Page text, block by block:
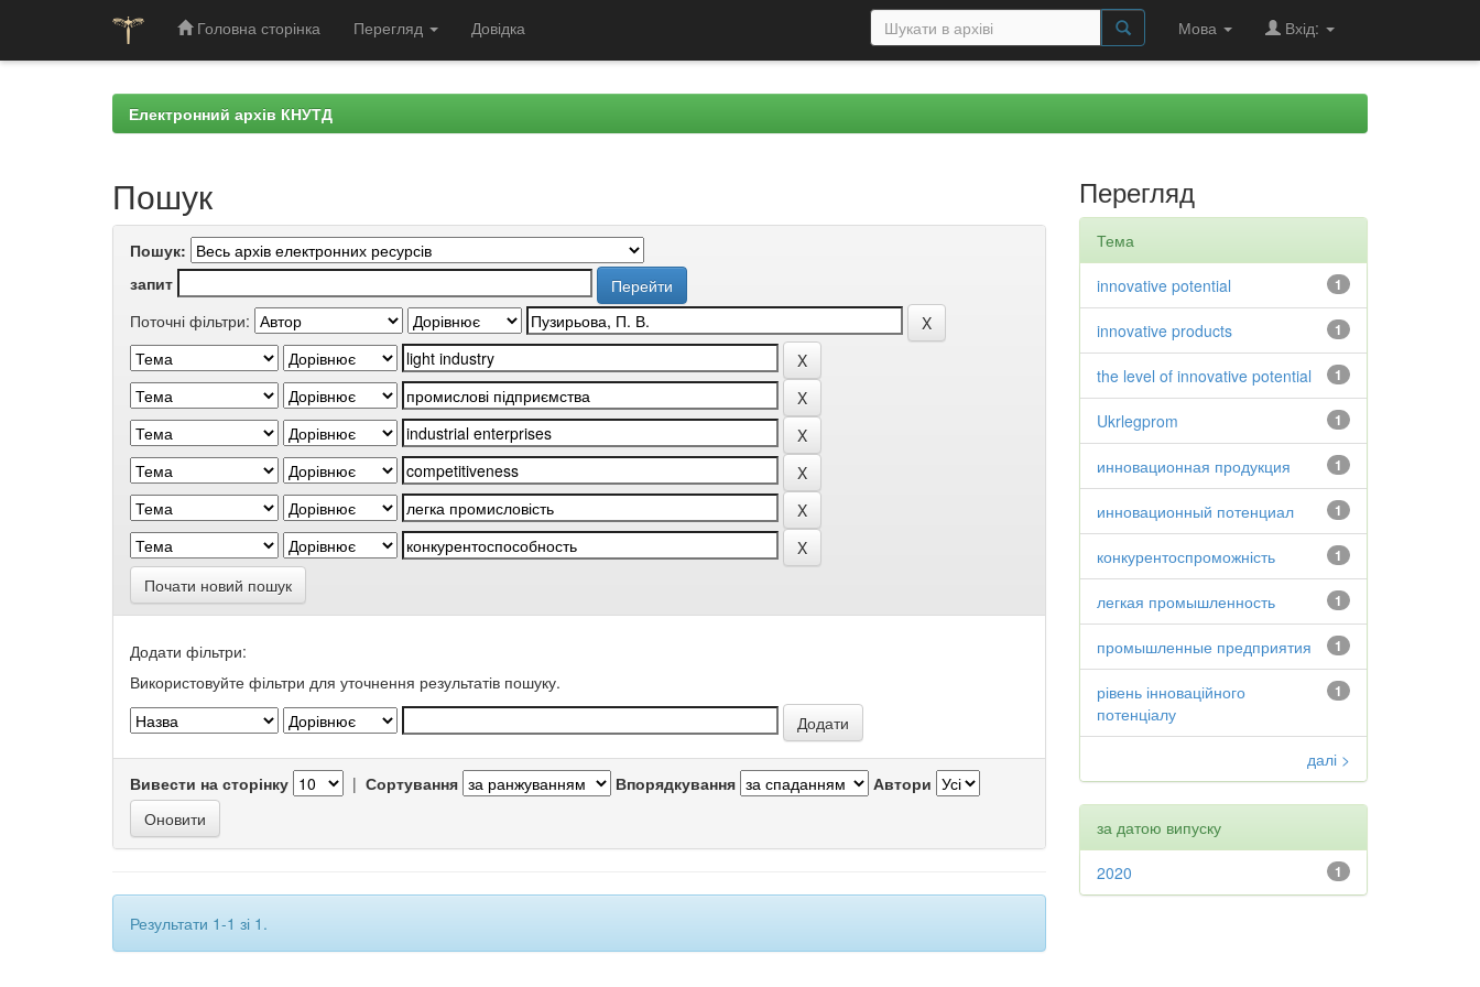
Головна сторінка Перегляд Довідка Мова Вхід:
Електронний архів КНУТД
Пошук
Пошук:
запит
Поточні фільтри:
Почати новий пошук
Додати фільтри:
Використовуйте фільтри для уточнення результатів пошуку.
Вивести на сторінку | Сортування Впорядкування Автори
Результати 1-1 зі 1.
Перегляд
Тема
1
innovative potential
1
innovative products
1
the level of innovative potential
1
Ukrlegprom
1
инновационная продукция
1
инновационный потенциал
1
конкурентоспроможність
1
легкая промышленность
1
промышленные предприятия
1
рівень інноваційного
потенціалу
далі >
за датою випуску
1
2020